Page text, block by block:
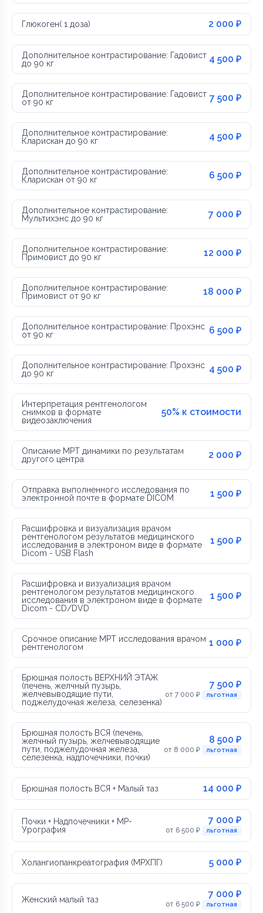
Глюкоген( 1 доза) 2 000 ₽
Дополнительное контрастирование: Гадовист
до 90 кг
4 500 ₽
Дополнительное контрастирование: Гадовист
от 90 кг
7 500 ₽
Дополнительное контрастирование:
Кларискан до 90 кг
4 500 ₽
Дополнительное контрастирование:
Кларискан от 90 кг
6 500 ₽
Дополнительное контрастирование:
Мультихэнс до 90 кг
7 000 ₽
Дополнительное контрастирование:
Примовист до 90 кг
12 000 ₽
Дополнительное контрастирование:
Примовист от 90 кг
18 000 ₽
Дополнительное контрастирование: Прохэнс
от 90 кг
6 500 ₽
Дополнительное контрастирование: Прохэнс
до 90 кг
4 500 ₽
Интерпретация рентгенологом
снимков в формате
видеозаключения
50% к стоимости
Описание МРТ динамики по результатам
другого центра
2 000 ₽
Отправка выполненного исследования по
электронной почте в формате DICOM
1 500 ₽
Расшифровка и визуализация врачом
рентгенологом результатов медицинского
исследования в электроном виде в формате
Dicom - USB Flash
1 500 ₽
Расшифровка и визуализация врачом
рентгенологом результатов медицинского
исследования в электроном виде в формате
Dicom - CD/DVD
1 500 ₽
Срочное описание МРТ исследования врачом
рентгенологом
1 000 ₽
Брюшная полость ВЕРХНИЙ ЭТАЖ
(печень, желчный пузырь,
желчевыводящие пути,
поджелудочная железа, селезенка)
7 500 ₽
от 7 000 ₽ льготная
Брюшная полость ВСЯ (печень,
желчный пузырь, желчевыводящие
пути, поджелудочная железа,
селезенка, надпочечники, почки)
8 500 ₽
от 8 000 ₽ льготная
Брюшная полость ВСЯ + Малый таз 14 000 ₽
Почки + Надпочечники + МР-
Урография
7 000 ₽
от 6 500 ₽ льготная
Холангиопанкреатография (МРХПГ) 5 000 ₽
Женский малый таз 7 000 ₽
от 6 500 ₽ льготная